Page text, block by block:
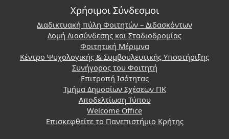
Χρήσιμοι Σύνδεσμοι
Διαδικτυακή πύλη Φοιτητών – Διδασκόντων
Δομή Διασύνδεσης και Σταδιοδρομίας
Φοιτητική Μέριμνα
Κέντρο Ψυχολογικής & Συμβουλευτικής Υποστήριξης
Συνήγορος του Φοιτητή
Επιτροπή Ισότητας
Τμήμα Δημοσίων Σχέσεων ΠΚ
Αποδελτίωση Τύπου
Welcome Office
Επισκεφθείτε το Πανεπιστήμιο Κρήτης